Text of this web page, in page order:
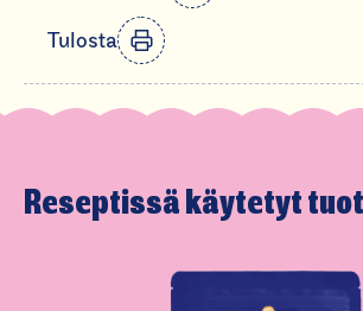
e
o
n
c
k
e
i
m
e
s
Tulosta
Reseptissä käytetyt